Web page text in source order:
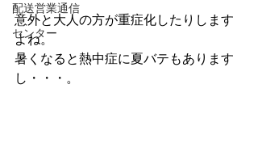
配送営業通信
センター
意外と大人の方が重症化したりします
よね。
暑くなると熱中症に夏バテもあります
し・・・。